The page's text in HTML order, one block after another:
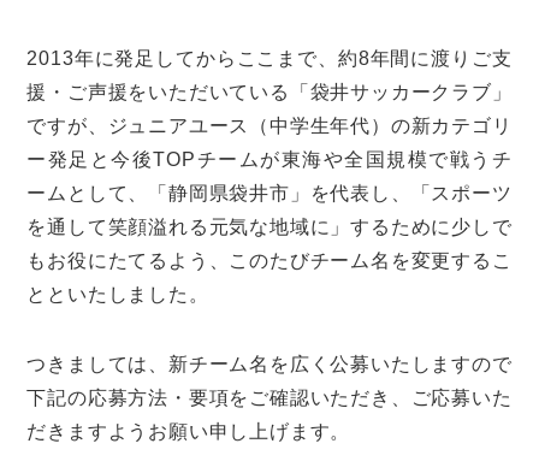
2013年に発足してからここまで、約8年間に渡りご支
援・ご声援をいただいている「袋井サッカークラブ」
ですが、ジュニアユース（中学生年代）の新カテゴリ
ー発足と今後TOPチームが東海や全国規模で戦うチ
ームとして、「静岡県袋井市」を代表し、「スポーツ
を通して笑顔溢れる元気な地域に」するために少しで
もお役にたてるよう、このたびチーム名を変更するこ
とといたしました。
つきましては、新チーム名を広く公募いたしますので
下記の応募方法・要項をご確認いただき、ご応募いた
だきますようお願い申し上げます。